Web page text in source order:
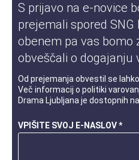
S prijavo na e-novice
prejemali spored
obenem pa vas bomo
obveščali o dogajanju
Od prejemanja obvestil se
Več informacij o politiki
Drama Ljubljana je dostopnih na
VPIŠITE SVOJ E-NASLOV *